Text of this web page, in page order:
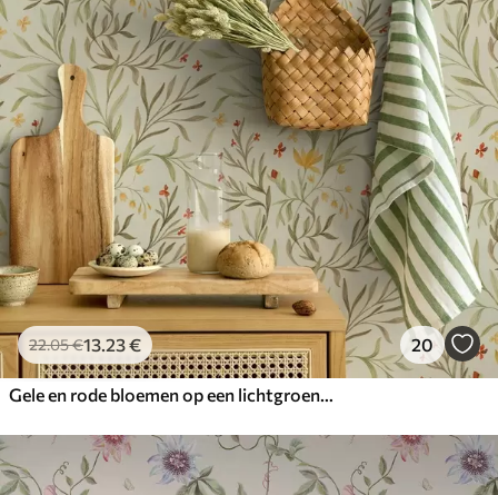
22.05€13.23€ 20
Gele en rode bloemen op een lichtgroene achtergrond